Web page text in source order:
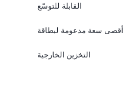
القابلة للتوسّع
أقصى سعة مدعومة لبطاقة
التخزين الخارجية